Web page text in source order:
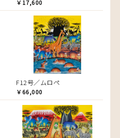
￥17,600
F12号／ムロペ
￥66,000